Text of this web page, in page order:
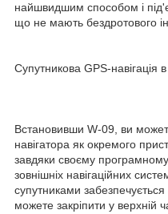
найшвидшим способом і
що не мають бездротового
Супутникова GPS-навігація
Встановивши W-09, ви
навігатора як окремого
завдяки своєму
зовнішніх навігаційних
супутниками
можете закріпити у верхній